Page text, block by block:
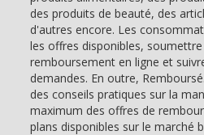
des produits de beauté, des
d'autres encore. Les
les offres disponibles,
remboursement en ligne et
demandes. En outre,
des conseils pratiques sur la
maximum des offres de
plans disponibles sur le marché